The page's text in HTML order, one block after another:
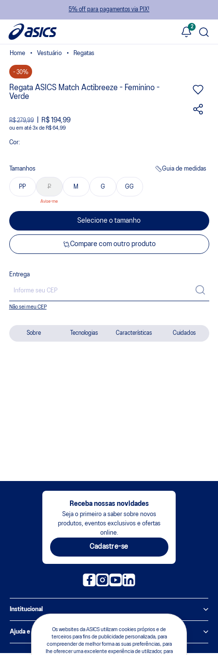
5% off para pagamentos via PIX!
2
Os websites da ASICS utilizam cookies próprios e de
terceiros para fins de publicidade personalizada, para
compreender de melhor forma as suas preferências, para
lhe oferecer uma excelente experiência de utilizador, para
Sobre Tecnologias Características Cuidados
Vestuário Regatas
- 30%
Regata ASICS Match Actibreeze - Feminino -
Verde
R$ 279,99 R$ 194,99
ou 3xde R$ 64,99
Cor:
Tamanhos Guia de medidas
PP P M G GG
Selecione o tamanho
Compare com outro produto
Entrega
Não sei meu CEP
Receba nossas novidades
Seja o primeiro a saber sobre novos
produtos, eventos exclusivos e ofertas
online.
Cadastre-se
Institucional
Política de Privacidade
Sobre a ASICS
Ajuda e suporte
Central de Relacionamento